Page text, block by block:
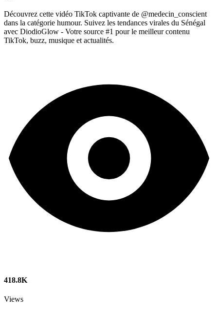
Découvrez cette vidéo TikTok captivante de @medecin_conscient
dans la catégorie humour. Suivez les tendances virales du Sénégal
avec DiodioGlow - Votre source #1 pour le meilleur contenu
TikTok, buzz, musique et actualités.
418.8K
Views